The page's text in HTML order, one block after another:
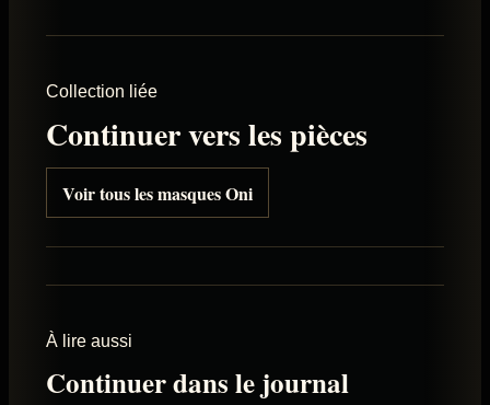
Collection liée
Continuer vers les pièces
Voir tous les masques Oni
À lire aussi
Continuer dans le journal